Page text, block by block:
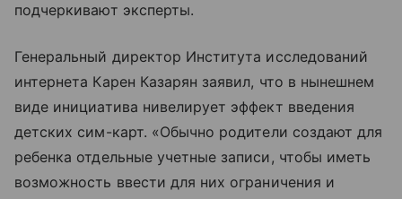
подчеркивают эксперты.
Генеральный директор Института исследований
интернета Карен Казарян заявил, что в нынешнем
виде инициатива нивелирует эффект введения
детских сим-карт. «Обычно родители создают для
ребенка отдельные учетные записи, чтобы иметь
возможность ввести для них ограничения и